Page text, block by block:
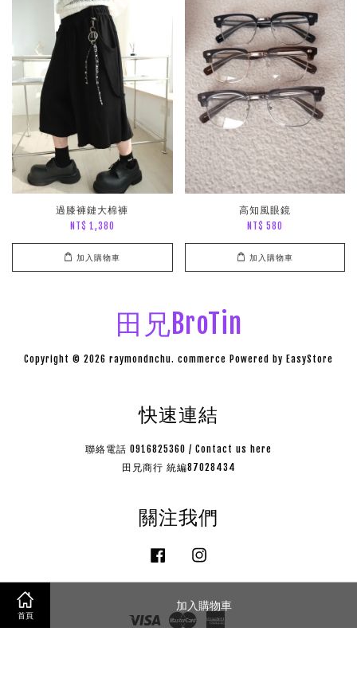
首頁
加入購物車
過膝褲鏈大棉褲
NT$ 1,380
加入購物車
高知風眼鏡
NT$ 580
加入購物車
田兄BroTin
Copyright © 2026 raymondnchu. commerce Powered by EasyStore
快速連結
聯絡電話 0916825360 / Contact us here
田兄商行 統編87028434
關注我們
Facebook
Visa Master
Express